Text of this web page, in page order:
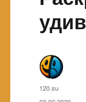
Автор
120.su